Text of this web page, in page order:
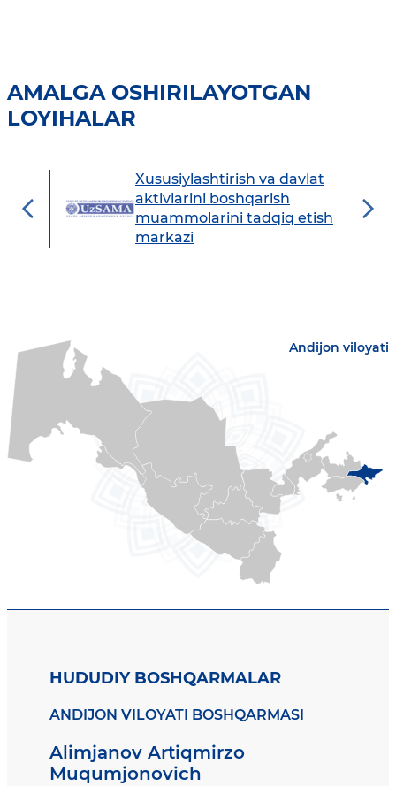
AMALGA OSHIRILAYOTGAN
LOYIHALAR
Xususiylashtirish va davlat
aktivlarini boshqarish
muammolarini tadqiq etish
markazi
Andijon viloyati
HUDUDIY BOSHQARMALAR
ANDIJON VILOYATI BOSHQARMASI
Alimjanov Artiqmirzo
Muqumjonovich